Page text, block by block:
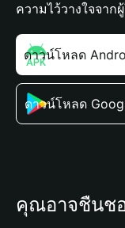
ความไว้วางใจจา
ดาวน์โหลด
ดาวน์โหลด
คุณอาจชื่นช